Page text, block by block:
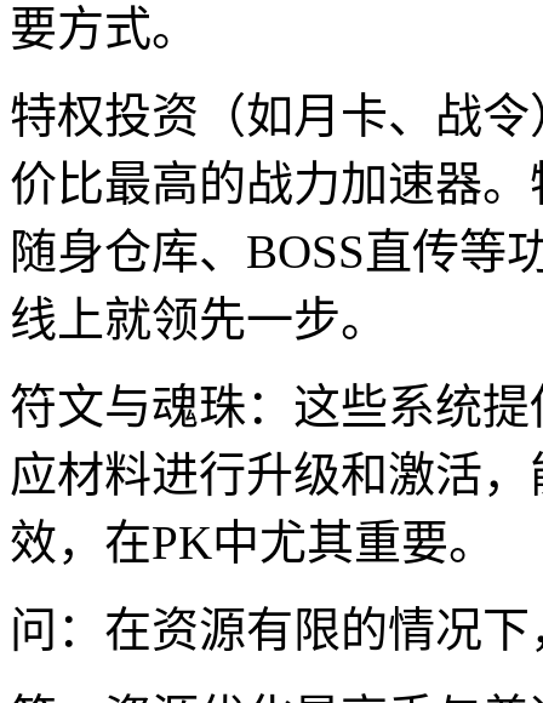
要方式。
特权投资（如月卡、战
价比最高的战力加速器
随身仓库、BOSS直传等
线上就领先一步。
符文与魂珠：这些系统
应材料进行升级和激活
效，在PK中尤其重要。
问：在资源有限的情况